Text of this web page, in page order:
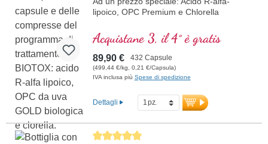
lipoico, OPC Premium e Chlorella
Acquistane 3, il 4° è gratis
89,90 € 432 Capsule
(499,44 €/kg, 0,21 €/Capsula)
IVA inclusa più Spese di spedizione
Dettagli
Average rating of 5 out of 5 stars